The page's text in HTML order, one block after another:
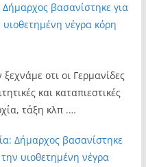
Δήμαρχος βασανίστηκε για
νέγρα κόρη
οτι οι Γερμανίδες
και καταπιεστικές
τάξη κλπ .…
Δήμαρχος βασανίστηκε
υιοθετημένη νέγρα